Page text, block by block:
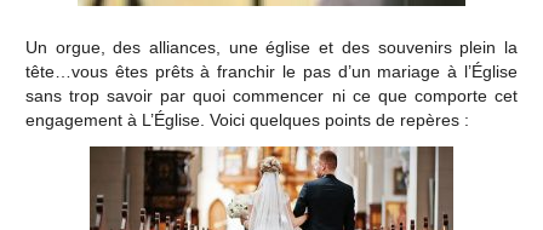
Un orgue, des alliances, une église et des souvenirs plein la
tête…vous êtes prêts à franchir le pas d’un mariage à l’Église
sans trop savoir par quoi commencer ni ce que comporte cet
engagement à L’Église. Voici quelques points de repères :